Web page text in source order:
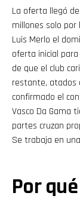
La oferta llegó
millones solo
Luis Merlo el
oferta inicial para
de que el club
restante, atados
confirmado el
Vasco Da Gama
partes cruzan
Se trabaja en
Por